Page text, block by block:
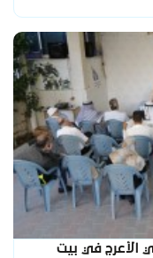
الأعرج في بيت